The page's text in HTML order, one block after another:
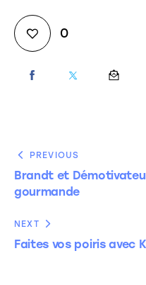
0
PREVIOUS
Brandt et
gourmande
NEXT
Faites vos poiris avec